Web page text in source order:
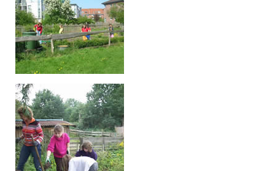
Gruppenangebote
Ferienaktionen
Familienangebote
Termine
TIERE
Ponys
Esel